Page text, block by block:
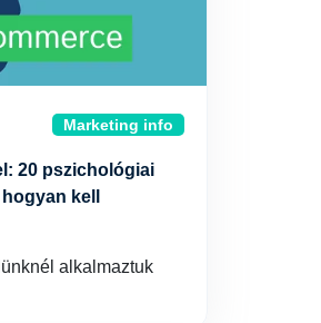
Marketing info
20 pszichológiai
kell
alkalmaztuk